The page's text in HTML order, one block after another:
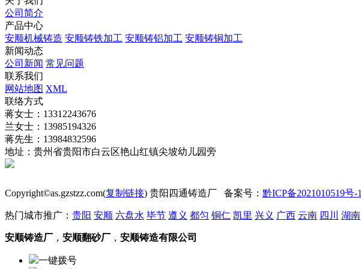
公司简介
产品中心
安顺机械铸造 安顺铸铁加工 安顺铸铝加工 安顺铸铜加工
新闻动态
公司新闻 常见问题
联系我们
网站地图 XML
联络方式
蒋女士：13312243676
兰女士：13985194326
蒋先生：13984832596
地址：贵州省贵阳市白云区艳山红镇尖坡幼儿园旁
Copyright©as.gzstzz.com(复制链接) 贵阳四通铸造厂 备案号： 黔ICP备2021010519号-1
热门城市推广： 贵阳 安顺 六盘水 毕节 遵义 都匀 铜仁 凯里 兴义 广西 云南 四川 湖南
安顺铸造厂 ， 安顺翻砂厂 ， 安顺铸造有限公司
一键拨号